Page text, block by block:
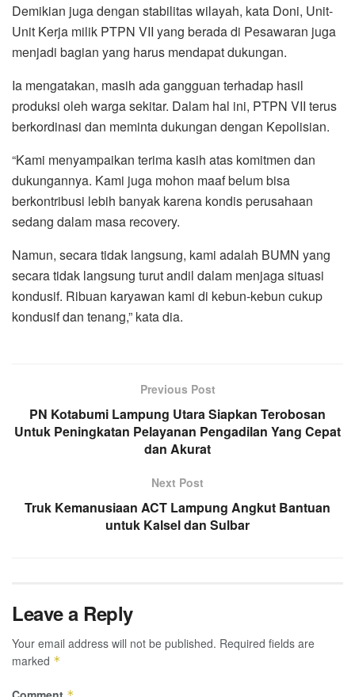
Demikian juga dengan stabilitas wilayah, kata Doni, Unit-
Unit Kerja milik PTPN VII yang berada di Pesawaran juga
menjadi bagian yang harus mendapat dukungan.
Ia mengatakan, masih ada gangguan terhadap hasil
produksi oleh warga sekitar. Dalam hal ini, PTPN VII terus
berkordinasi dan meminta dukungan dengan Kepolisian.
“Kami menyampaikan terima kasih atas komitmen dan
dukungannya. Kami juga mohon maaf belum bisa
berkontribusi lebih banyak karena kondis perusahaan
sedang dalam masa recovery.
Namun, secara tidak langsung, kami adalah BUMN yang
secara tidak langsung turut andil dalam menjaga situasi
kondusif. Ribuan karyawan kami di kebun-kebun cukup
kondusif dan tenang,” kata dia.
Previous Post
PN Kotabumi Lampung Utara Siapkan Terobosan
Untuk Peningkatan Pelayanan Pengadilan Yang Cepat
dan Akurat
Next Post
Truk Kemanusiaan ACT Lampung Angkut Bantuan
untuk Kalsel dan Sulbar
Leave a Reply
Your email address will not be published. Required fields are
marked *